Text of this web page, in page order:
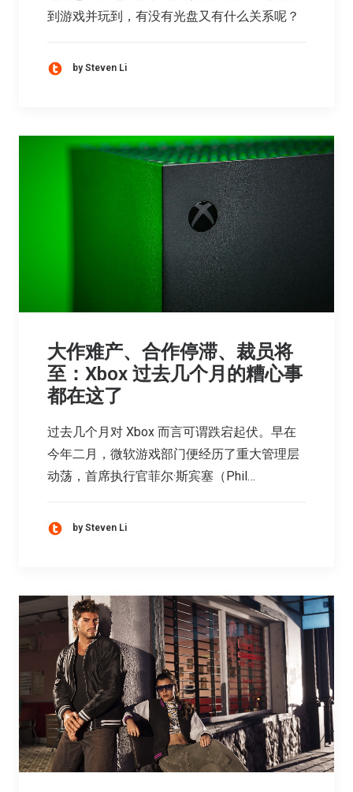
到游戏并玩到，有没有光盘又有什么关系呢？
by Steven Li
大作难产、合作停滞、裁员将
至：Xbox 过去几个月的糟心事
都在这了
过去几个月对 Xbox 而言可谓跌宕起伏。早在
今年二月，微软游戏部门便经历了重大管理层
动荡，首席执行官菲尔·斯宾塞（Phil…
by Steven Li